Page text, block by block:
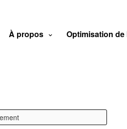
À propos Optimisation de